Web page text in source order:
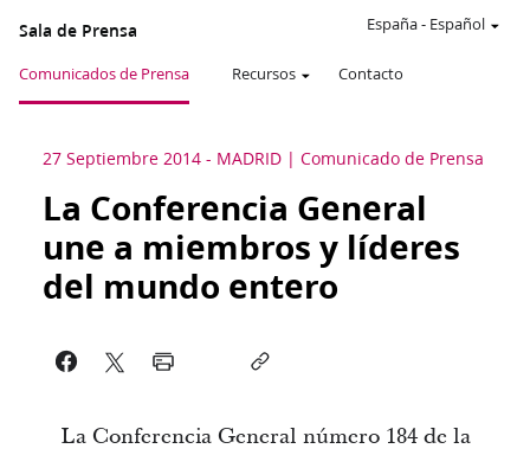
Sala de Prensa
Comunicados de Prensa Recursos Contacto
España- Español
27 Septiembre 2014 - MADRID Comunicado de Prensa
La Conferencia General
une a miembros y líderes
del mundo entero
La Conferencia General número 184 de la